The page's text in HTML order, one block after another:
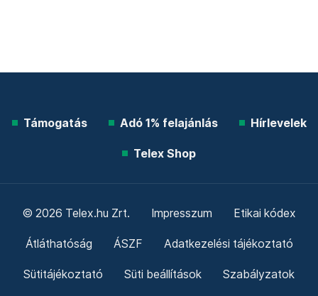
Támogatás Adó 1% felajánlás Hírlevelek
Telex Shop
© 2026 Telex.hu Zrt. Impresszum Etikai kódex
Átláthatóság ÁSZF Adatkezelési tájékoztató
Sütitájékoztató Süti beállítások Szabályzatok